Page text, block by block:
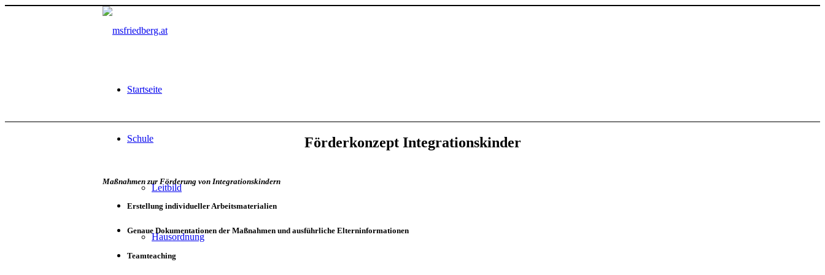
Startseite
Schule
Leitbild
Hausordnung
Förderkonzept Integrationskinder
Maßnahmen zur Förderung von Integrationskindern
Erstellung individueller Arbeitsmaterialien
Genaue Dokumentationen der Maßnahmen und ausführliche Elterninformationen
Teamteaching